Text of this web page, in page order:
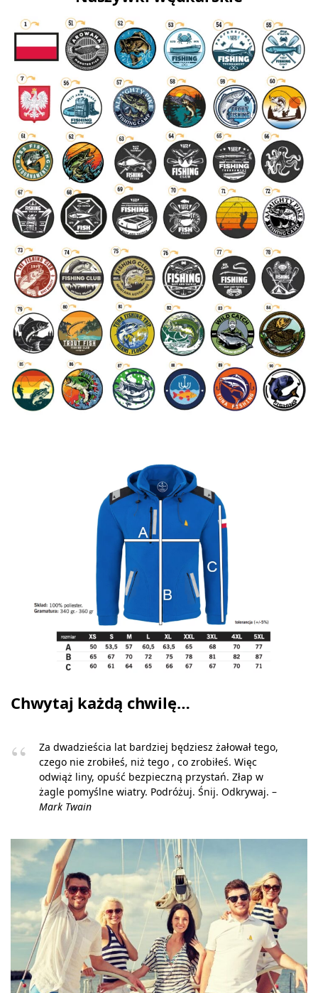
Chwytaj każdą chwilę…
Za dwadzieścia lat bardziej będziesz żałował tego,
czego nie zrobiłeś, niż tego , co zrobiłeś. Więc
odwiąż liny, opuść bezpieczną przystań. Złap w
żagle pomyślne wiatry. Podróżuj. Śnij. Odkrywaj. –
Mark Twain